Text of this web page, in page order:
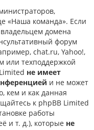
«Наша команда». Если
домена
форум
chat.ru, Yahoo!,
или техподдержкой
не имеет
и не может
кем и как данная
к phpBB Limited
работы
и т. д.), которые не